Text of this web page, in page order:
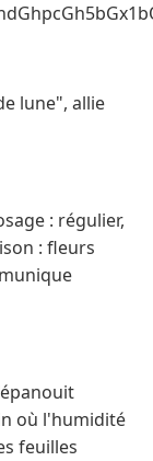
lune", allie
: régulier,
: fleurs
où l'humidité
feuilles